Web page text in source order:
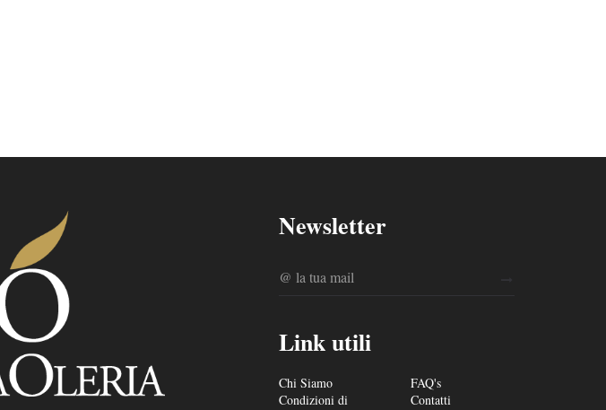
Newsletter
Link utili
Chi Siamo
Condizioni di
FAQ's
Contatti